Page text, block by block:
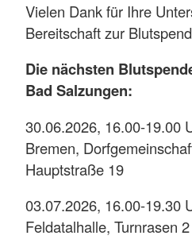
Vielen Dank für Ihre
Bereitschaft zur
Die nächsten
Bad Salzungen:
30.06.2026, 16.00-19.00
Bremen,
Hauptstraße 19
03.07.2026, 16.00-19.30
Feldatalhalle, Turnrasen 2